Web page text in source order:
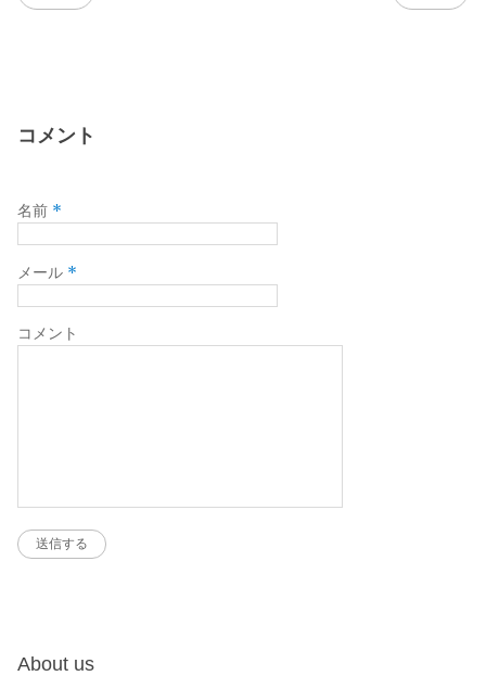
コメント
コメント
名前 *
メール *
About us